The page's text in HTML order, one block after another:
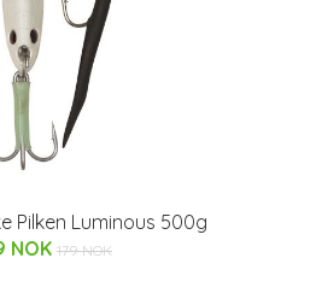
Pilken Luminous 500g
NOK 179 NOK